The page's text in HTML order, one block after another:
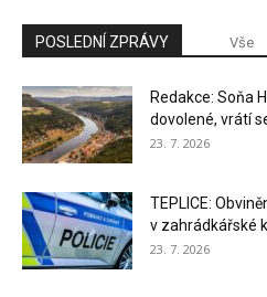
POSLEDNÍ ZPRÁVY Vše
Redakce: Soňa
dovolené, vrátí
23. 7. 2026
TEPLICE:
v zahrádkářské
23. 7. 2026